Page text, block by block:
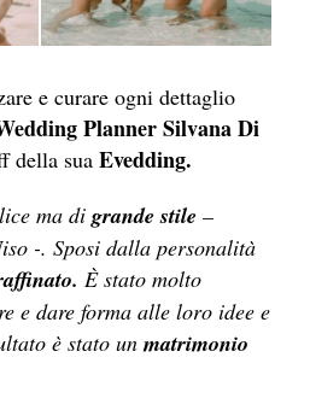
e curare ogni dettaglio
Planner Silvana Di
della sua Evedding.
ma di grande stile –
-. Sposi dalla personalità
È stato molto
e dare forma alle loro idee e
è stato un matrimonio